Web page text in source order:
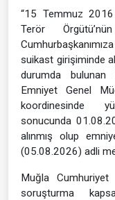
“15 Temmuz 2016
Terör
suikast girişiminde
durumda bulunan
Emniyet Genel
koordinesinde
sonucunda
alınmış olup
(05.08.2026) adli
Muğla Cumhuriyet
soruşturma